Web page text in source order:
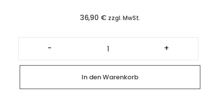
36,90 € zzgl. MwSt.
-
Platte
mit
vegetarisch
belegten
halben
Sesamringen
(12
Stück)
+
In den Warenkorb